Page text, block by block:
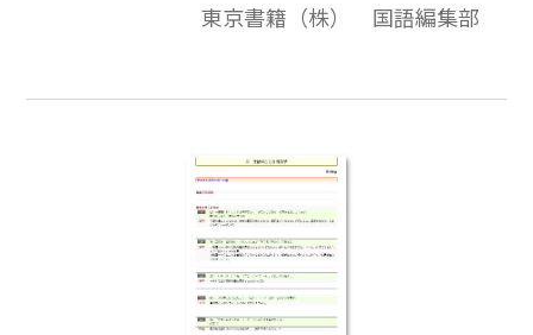
あけぼの」「精選国語II （590）」準拠、発
テスト問題作成されるときの問題の例とし
用」で、テキストデータだけを取り出すこ
とができますので、教材作成のために、自由
に加工編集してご活用ください｡
東京書籍（株） 国語編集部